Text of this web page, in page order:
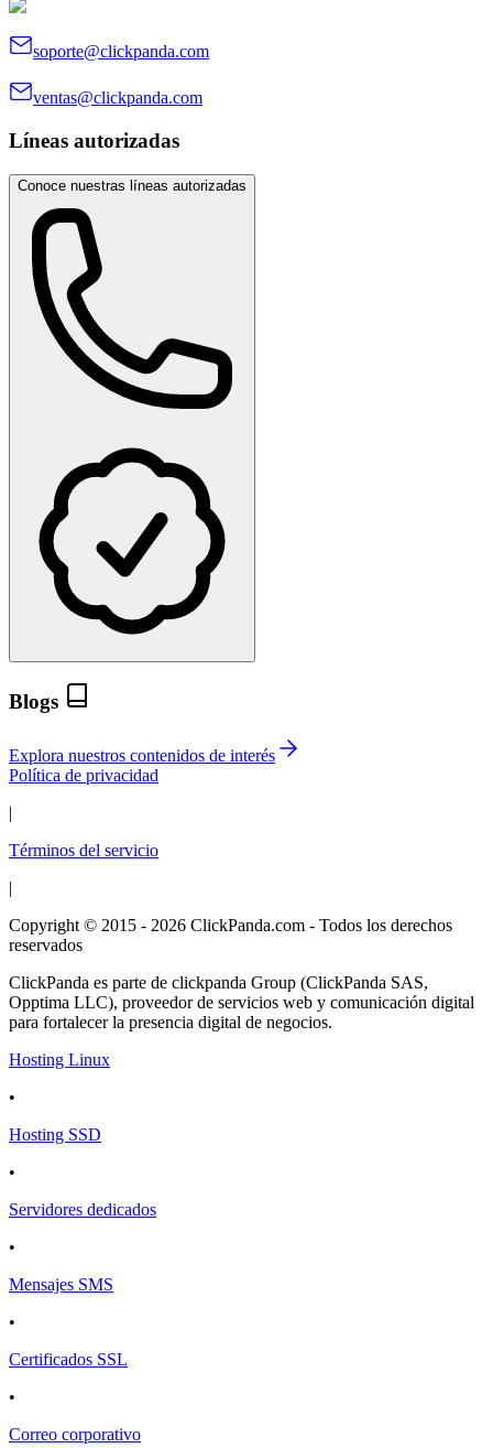
soporte@clickpanda.com
ventas@clickpanda.com
Líneas autorizadas
Conoce nuestras líneas autorizadas
Blogs
Explora nuestros contenidos de interés
Política de privacidad
|
Términos del servicio
|
Copyright © 2015 - 2026 ClickPanda.com - Todos los derechos
reservados
ClickPanda es parte de clickpanda Group (ClickPanda SAS,
Opptima LLC), proveedor de servicios web y comunicación digital
para fortalecer la presencia digital de negocios.
Hosting Linux
•
Hosting SSD
•
Servidores dedicados
•
Mensajes SMS
•
Certificados SSL
•
Correo corporativo